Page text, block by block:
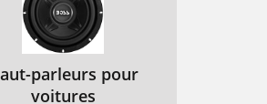
parleurs pour
voitures